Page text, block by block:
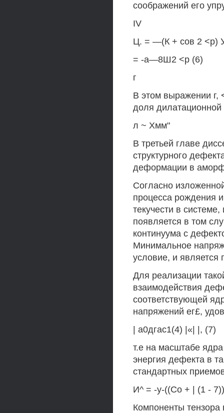
соображений его
IV
Ц. = —(К + сов 2 <р)
= -а—8Ш2 <р (6)
г
В этом выражении г,
доля
л ~ Хмм"
В третьей главе
структурного
деформации в
Согласно
процесса рождения
текучести в
появляется в том
континуума с
Минимальное
условие, и является
Для реализации
взаимодействия
соответствующей
напряжений ег£,
| а0дгас1(4) |«| |, (7)
т.е на масштабе
энергия дефекта в
стандартных
И^ = -у-((Со + | (1 -
Компоненты